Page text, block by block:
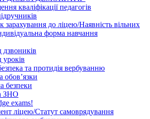
кваліфікації педагогів
зарахування до ліцею/Наявність вільних
форма навчання
дзвоників
уроків
та протидія вербуванню
обов’язки
безпеки
ЗНО
exams!
ліцею/Статут самоврядування